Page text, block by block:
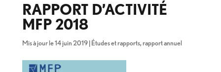
RAPPORT D’ACTIVITÉ
MFP 2018
Mis à jour le 14 juin 2019|Études et rapports,rapport annuel